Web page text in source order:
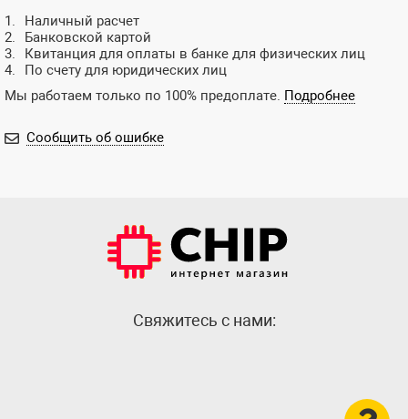
Наличный расчет
Банковской картой
Квитанция для оплаты в банке для физических лиц
По счету для юридических лиц
Мы работаем только по 100% предоплате. Подробнее
Сообщить об ошибке
Cвяжитесь с нами: